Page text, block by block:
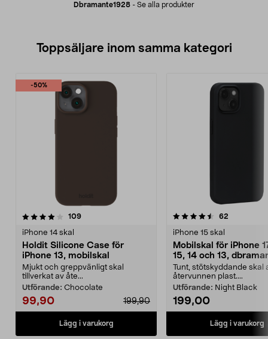
Dbramante1928 - Se alla produkter
Toppsäljare inom samma kategori
-50%
109recensioner
iPhone 14 skal
Holdit Silicone Case för
iPhone 13, mobilskal
Mjukt och greppvänligt skal
tillverkat av åte...
Utförande: Chocolate
99,90 199,90
Lägg i varukorg
4.5 av 5 stjärnor 62
iPhone 15 skal
Mobilskal för iPhone
15, 14 och 13,
Greenland
Tunt, stötskyddande skal
återvunnen plast....
Utförande: Night Black
199,00
Lägg i varukorg
4.5 av 5 stjärnor